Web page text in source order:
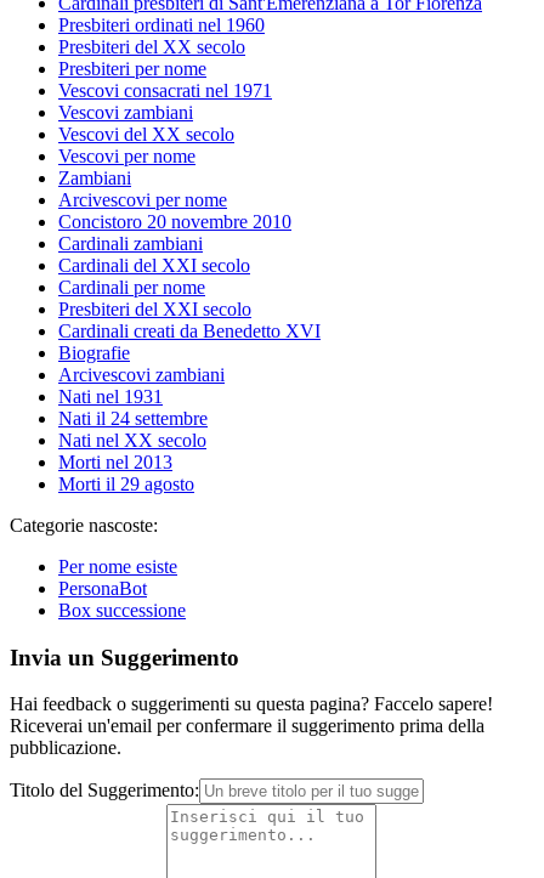
Presbiteri ordinati nel 1960
Presbiteri del XX secolo
Presbiteri per nome
Vescovi consacrati nel 1971
Vescovi zambiani
Vescovi del XX secolo
Vescovi per nome
Zambiani
Arcivescovi per nome
Concistoro 20 novembre 2010
Cardinali zambiani
Cardinali del XXI secolo
Cardinali per nome
Presbiteri del XXI secolo
Cardinali creati da Benedetto XVI
Biografie
Arcivescovi zambiani
Nati nel 1931
Nati il 24 settembre
Nati nel XX secolo
Morti nel 2013
Morti il 29 agosto
Categorie nascoste:
Per nome esiste
PersonaBot
Box successione
Invia un Suggerimento
Hai feedback o suggerimenti su questa pagina? Faccelo sapere!
Riceverai un'email per confermare il suggerimento prima della
pubblicazione.
Titolo del Suggerimento: